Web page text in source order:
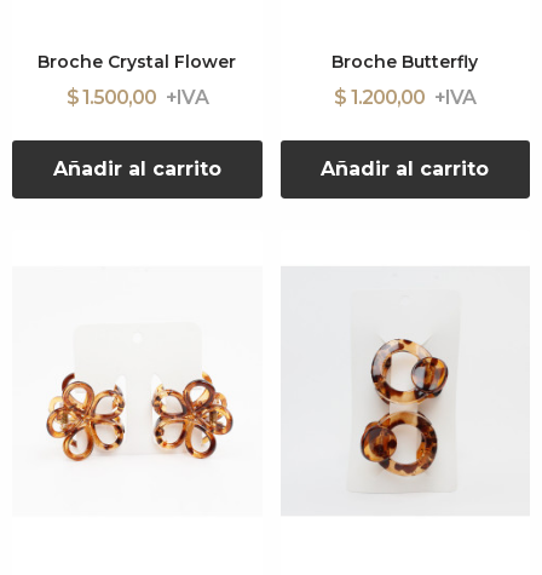
Broche Crystal Flower
$ 1.500,00
Añadir al carrito
Broche Butterfly
$ 1.200,00
Añadir al carrito